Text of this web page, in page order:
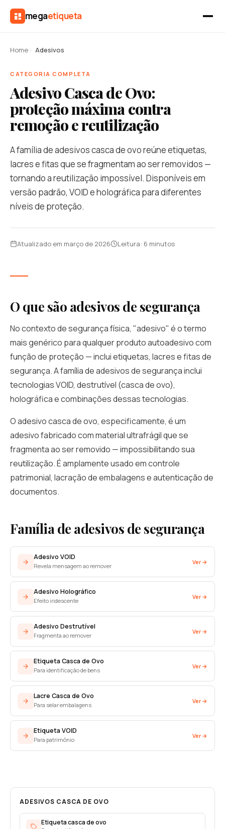
megaetiqueta
Home Adesivos
CATEGORIA COMPLETA
Adesivo Casca de Ovo:
proteção máxima contra
remoção e reutilização
A família de adesivos casca de ovo reúne etiquetas,
lacres e fitas que se fragmentam ao ser removidos —
tornando a reutilização impossível. Disponíveis em
versão padrão, VOID e holográfica para diferentes
níveis de proteção.
Atualizado em março de 2026 Leitura: 6 minutos
O que são adesivos de segurança
No contexto de segurança física, "adesivo" é o termo
mais genérico para qualquer produto autoadesivo com
função de proteção — inclui etiquetas, lacres e fitas de
segurança. A família de adesivos de segurança inclui
tecnologias VOID, destrutível (casca de ovo),
holográfica e combinações dessas tecnologias.
O adesivo casca de ovo, especificamente, é um
adesivo fabricado com material ultrafrágil que se
fragmenta ao ser removido — impossibilitando sua
reutilização. É amplamente usado em controle
patrimonial, lacração de embalagens e autenticação de
documentos.
Família de adesivos de segurança
Adesivo VOID
Revela mensagem ao remover
Ver →
Adesivo Holográfico
Efeito iridescente
Ver →
Adesivo Destrutível
Fragmenta ao remover
Ver →
Etiqueta Casca de Ovo
Para identificação de bens
Ver →
Lacre Casca de Ovo
Para selar embalagens
Ver →
Etiqueta VOID
Para patrimônio
Ver →
ADESIVOS CASCA DE OVO
Etiqueta casca de ovo